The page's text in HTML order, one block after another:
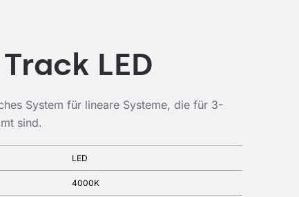
LED
System für lineare Systeme, die für 3-
sind.
LED
4000K